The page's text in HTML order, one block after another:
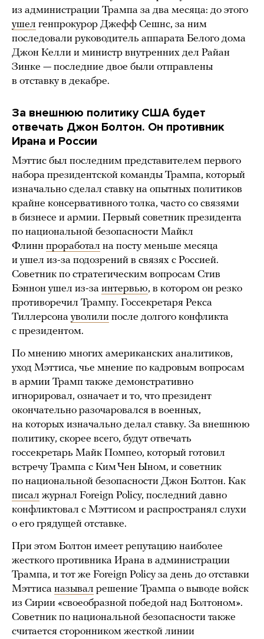
из администрации Трампа за два месяца: до этого
ушел генпрокурор Джефф Сешнс, за ним
последовали руководитель аппарата Белого дома
Джон Келли и министр внутренних дел Райан
Зинке — последние двое были отправлены
в отставку в декабре.
За внешнюю политику США будет
отвечать Джон Болтон. Он противник
Ирана и России
Мэттис был последним представителем первого
набора президентской команды Трампа, который
изначально сделал ставку на опытных политиков
крайне консервативного толка, часто со связями
в бизнесе и армии. Первый советник президента
по национальной безопасности Майкл
Флинн проработал на посту меньше месяца
и ушел из-за подозрений в связях с Россией.
Советник по стратегическим вопросам Стив
Бэннон ушел из-за интервью, в котором он резко
противоречил Трампу. Госсекретаря Рекса
Тиллерсона уволили после долгого конфликта
с президентом.
По мнению многих американских аналитиков,
уход Мэттиса, чье мнение по кадровым вопросам
в армии Трамп также демонстративно
игнорировал, означает и то, что президент
окончательно разочаровался в военных,
на которых изначально делал ставку. За внешнюю
политику, скорее всего, будут отвечать
госсекретарь Майк Помпео, который готовил
встречу Трампа с Ким Чен Ыном, и советник
по национальной безопасности Джон Болтон. Как
писал журнал Foreign Policy, последний давно
конфликтовал с Мэттисом и распространял слухи
о его грядущей отставке.
При этом Болтон имеет репутацию наиболее
жесткого противника Ирана в администрации
Трампа, и тот же Foreign Policy за день до отставки
Мэттиса называл решение Трампа о выводе войск
из Сирии «своеобразной победой над Болтоном».
Советник по национальной безопасности также
считается сторонником жесткой линии